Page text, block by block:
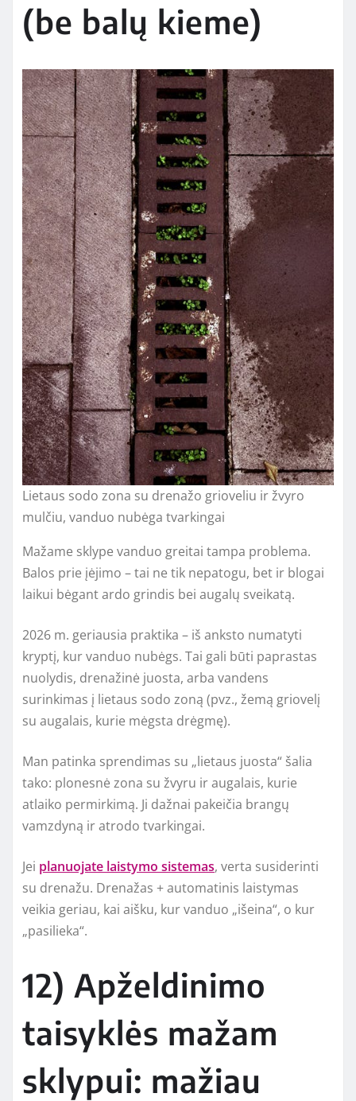
(be balų kieme)
Lietaus sodo zona su drenažo grioveliu ir žvyro
mulčiu, vanduo nubėga tvarkingai
Mažame sklype vanduo greitai tampa problema.
Balos prie įėjimo – tai ne tik nepatogu, bet ir blogai
laikui bėgant ardo grindis bei augalų sveikatą.
2026 m. geriausia praktika – iš anksto numatyti
kryptį, kur vanduo nubėgs. Tai gali būti paprastas
nuolydis, drenažinė juosta, arba vandens
surinkimas į lietaus sodo zoną (pvz., žemą griovelį
su augalais, kurie mėgsta drėgmę).
Man patinka sprendimas su „lietaus juosta“ šalia
tako: plonesnė zona su žvyru ir augalais, kurie
atlaiko permirkimą. Ji dažnai pakeičia brangų
vamzdyną ir atrodo tvarkingai.
Jei planuojate laistymo sistemas, verta susiderinti
su drenažu. Drenažas + automatinis laistymas
veikia geriau, kai aišku, kur vanduo „išeina“, o kur
„pasilieka“.
12) Apželdinimo
taisyklės mažam
sklypui: mažiau